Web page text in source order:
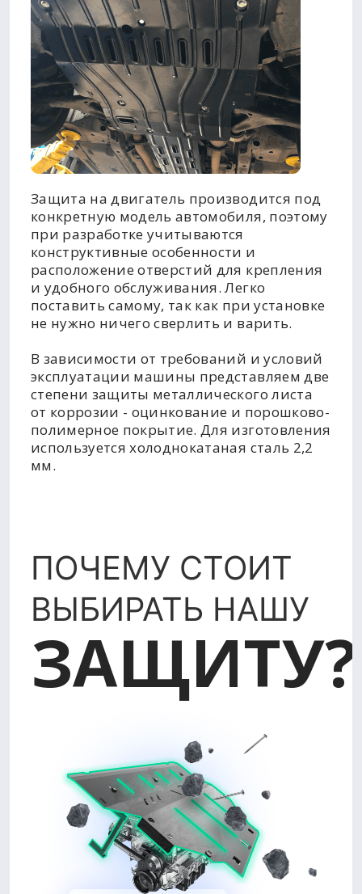
Защита на двигатель производится под
конкретную модель автомобиля, поэтому
при разработке учитываются
конструктивные особенности и
расположение отверстий для крепления
и удобного обслуживания. Легко
поставить самому, так как при установке
не нужно ничего сверлить и варить.
В зависимости от требований и условий
эксплуатации машины представляем две
степени защиты металлического листа
от коррозии - оцинкование и порошково-
полимерное покрытие. Для изготовления
используется холоднокатаная сталь 2,2
мм.
ПОЧЕМУ СТОИТ
ВЫБИРАТЬ НАШУ
ЗАЩИТУ?